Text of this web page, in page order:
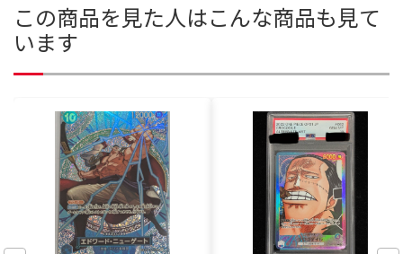
この商品を見た人はこんな商品も見て
います